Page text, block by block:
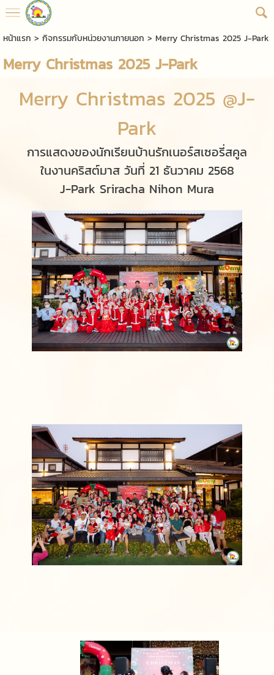
หน้าแรก > กิจกรรมกับหน่วยงานภายนอก > Merry Christmas 2025 J-Park
Merry Christmas 2025 J-Park
Merry Christmas 2025 @J-
Park
การแสดงของนักเรียนบ้านรักเนอร์สเซอรี่สคูล
ในงานคริสต์มาส วันที่ 21 ธันวาคม 2568
J-Park Sriracha Nihon Mura